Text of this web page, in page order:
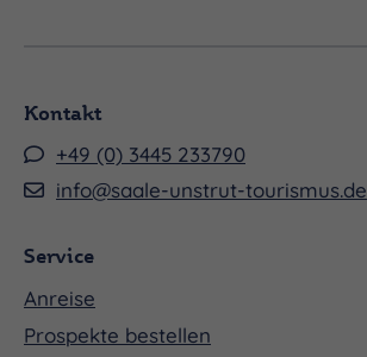
Kontakt
+49 (0) 3445 233790
info@saale-unstrut-tourismus.de
Service
Anreise
Prospekte bestellen